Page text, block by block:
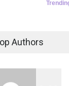
Authors